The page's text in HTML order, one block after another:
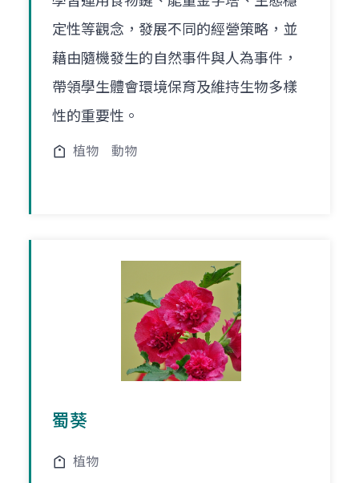
定性等觀念，發展不同的經營策略，並
藉由隨機發生的自然事件與人為事件，
帶領學生體會環境保育及維持生物多樣
性的重要性。
植物 動物
蜀葵
植物